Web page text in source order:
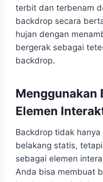
terbit dan terbenam
backdrop secara
hujan dengan
bergerak sebagai
backdrop.
Menggunakan
Elemen
Backdrop tidak
belakang statis,
sebagai elemen
Anda bisa membuat